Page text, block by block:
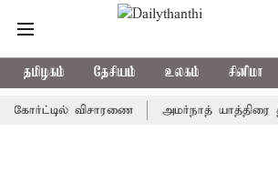
தமிழகம் தேசியம் உலகம் சினிமா
விசாரணை அமர்நாத் யாத்திரை